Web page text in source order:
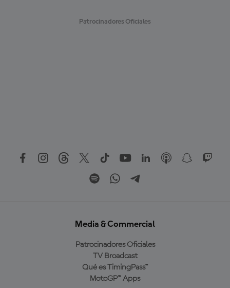
Patrocinadores Oficiales
Media & Commercial
Patrocinadores Oficiales
TV Broadcast
Qué es TimingPass™
MotoGP™ Apps